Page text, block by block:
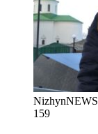
NizhynNEWS
159